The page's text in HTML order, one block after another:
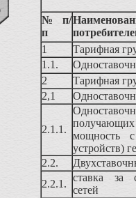
№ п/
п
1
Тарифная
1.1.
2
Тарифная
2,1
2.1.1.
мощность
устройств)
2.2.
2.2.1.
ставка за
сетей